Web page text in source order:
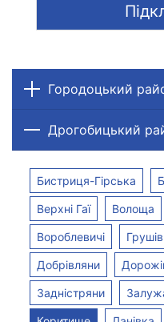
Городоцький
Дрогобицький
Бистриця-Гірська
Верхні Гаї Волоща
Вороблевичі Грушів
Добрівляни
Задністряни